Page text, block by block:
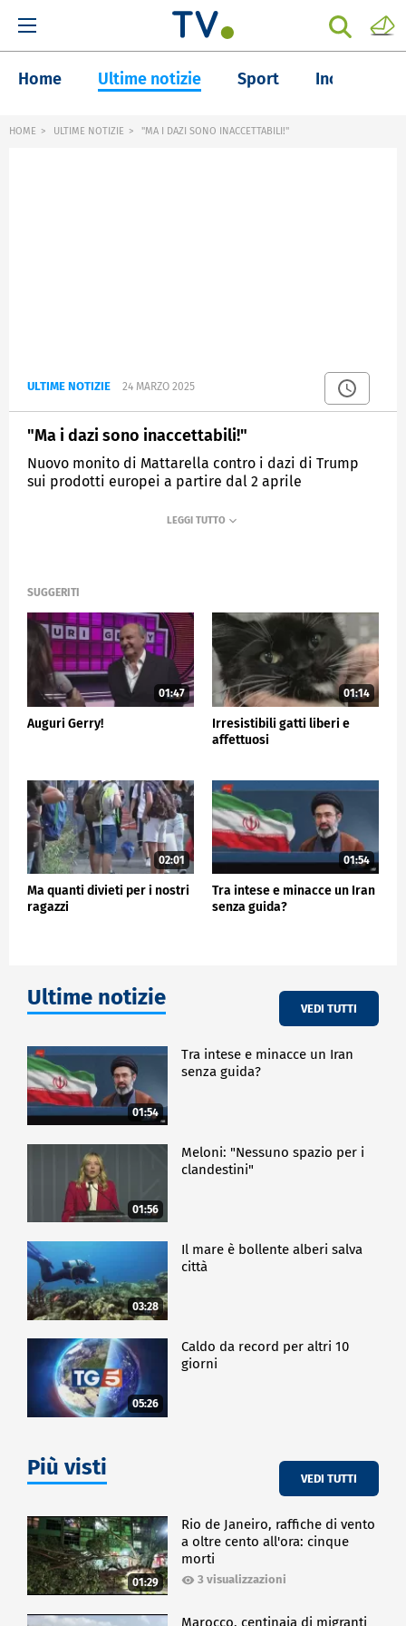
Home Ultime notizie Sport Inchieste
HOME ULTIME NOTIZIE "MA I DAZI SONO INACCETTABILI!"
ULTIME NOTIZIE 24 MARZO 2025
"Ma i dazi sono inaccettabili!"
Nuovo monito di Mattarella contro i dazi di Trump
sui prodotti europei a partire dal 2 aprile
SUGGERITI
01:47
Auguri Gerry!
01:14
Irresistibili gatti liberi e
affettuosi
02:01
Ma quanti divieti per i nostri
ragazzi
01:54
Tra intese e minacce un Iran
senza guida?
Ultime notizie VEDI TUTTI
01:54
Tra intese e minacce un Iran
senza guida?
01:56
Meloni: "Nessuno spazio per i
clandestini"
03:28
Il mare è bollente alberi salva
città
05:26
Caldo da record per altri 10
giorni
Più visti VEDI TUTTI
01:29
Rio de Janeiro, raffiche di vento
a oltre cento all'ora: cinque
morti
3 visualizzazioni
Marocco, centinaia di migranti